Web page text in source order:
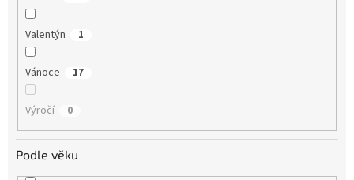
Valentýn 1
Vánoce 17
Výročí 0
Podle věku